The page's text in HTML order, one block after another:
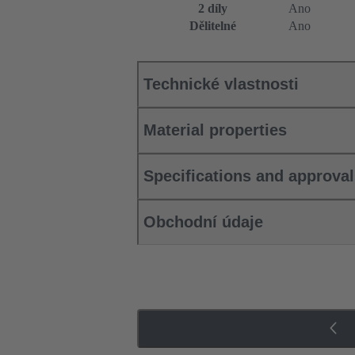
2 díly
Ano
Dělitelné
Ano
Technické vlastnosti
Material properties
Specifications and
Obchodní údaje